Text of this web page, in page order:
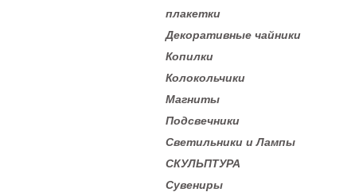
плакетки
Декоративные чайники
Копилки
Колокольчики
Магниты
Подсвечники
Светильники и Лампы
СКУЛЬПТУРА
Сувениры